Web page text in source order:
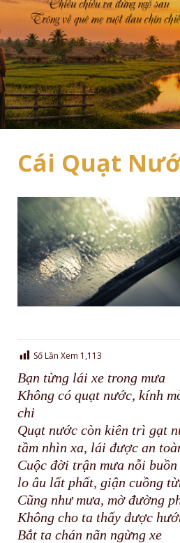
Cái Quạt
Số Lần Xem 1,113
Bạn từng lái xe trong mưa
Không có quạt nước, kính
chi
Quạt nước còn kiên trì gạt
tầm nhìn xa, lái được an
Cuộc đời trận mưa nỗi buồn
lo âu lất phất, giận cuồng
Cũng như mưa, mờ đường
Không cho ta thấy được
Bắt ta chán nãn ngừng xe